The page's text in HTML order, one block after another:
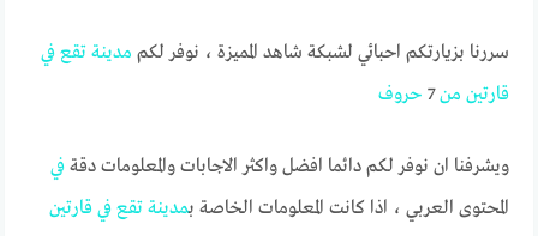
سررنا بزيارتكم احبائي لشبكة شاهد المميزة ، نوفر لكم مدينة تقع في
قارتين من7 حروف
ويشرفنا ان نوفر لكم دائما افضل واكثر الاجابات والمعلومات دقةفي
المحتوى العربي ، اذا كانت المعلومات الخاصة بمدينة تقع في قارتين